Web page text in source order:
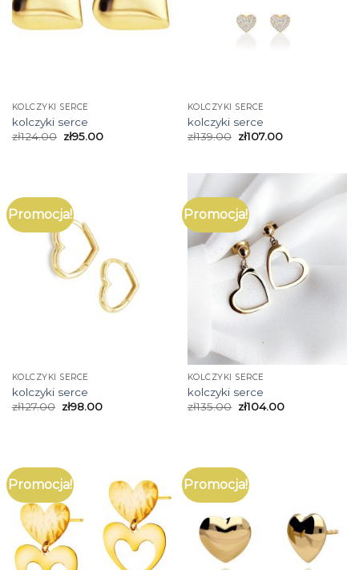
KOLCZYKI SERCE
kolczyki serce
zł124.00 zł95.00
KOLCZYKI SERCE
kolczyki serce
zł139.00 zł107.00
Promocja!
KOLCZYKI SERCE
kolczyki serce
zł127.00 zł98.00
Promocja!
KOLCZYKI SERCE
kolczyki serce
zł135.00 zł104.00
Promocja! Promocja!